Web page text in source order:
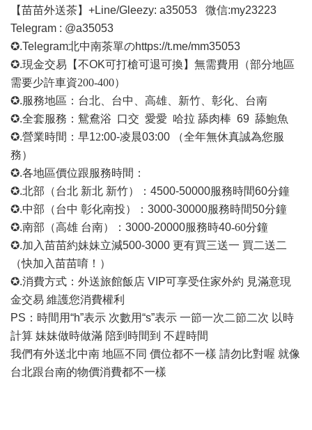
【苗苗外送茶】 +Line/Gleezy: a35053 微信:my23223
Telegram : @a35053
✪.Telegram北中南茶單のhttps://t.me/mm35053
✪.現金交易【不OK可打槍可退可換】無需費用
（部分地區
需要少許車資200-400）
✪.服務地區：台北、台中、高雄、新竹、彰化、台南
✪.全套服務：鴛鴦浴 口交 愛愛 哈拉 舔肉棒 69 舔鮑魚
✪.營業時間：早12:00-凌晨03:00 （全年無休真誠為您服
務）
✪.各地區價位跟服務時間：
✪.北部（台北 新北 新竹）：4500-50000服務時間60分鐘
✪.中部（台中 彰化南投）：3000-30000服務時間50分鐘
✪.南部（高雄 台南）：3000-20000服務時40-60分鐘
✪.加入苗苗約妹妹立減500-3000 更有買三送一 買二送二
（快加入苗苗唷！）
✪.消費方式：外送旅館飯店 VIP可享受住家外約 見滿意現
金交易 維護您消費權利
PS：時間用“h”表示 次數用“s”表示 一節一次二節二次 以時
計算 妹妹做時做滿 陪到時間到 不趕時間
我們有外送北中南 地區不同 價位都不一樣 請勿比對喔 就像
台北跟台南的物價消費都不一樣